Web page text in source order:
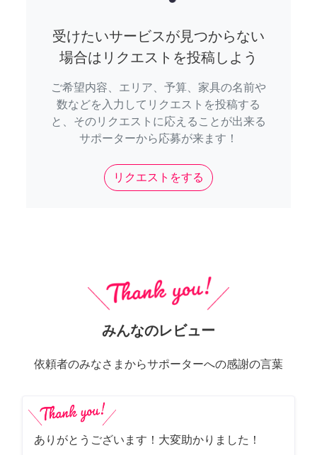
受けたいサービスが見つからない
場合はリクエストを投稿しよう
ご希望内容、エリア、予算、家具の名前や
数などを入力してリクエストを投稿する
と、そのリクエストに応えることが出来る
サポーターから応募が来ます！
リクエストをする
みんなのレビュー
依頼者のみなさまからサポーターへの感謝の言葉
ありがとうございます！大変助かりました！